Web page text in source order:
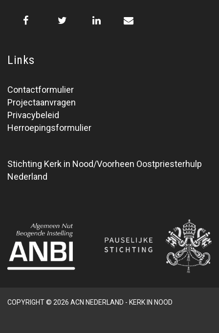
Links
Contactformulier
Projectaanvragen
Privacybeleid
Herroepingsformulier
Stichting Kerk in Nood/Voorheen Oostpriesterhulp
Nederland
COPYRIGHT © 2026 ACN NEDERLAND - KERK IN NOOD